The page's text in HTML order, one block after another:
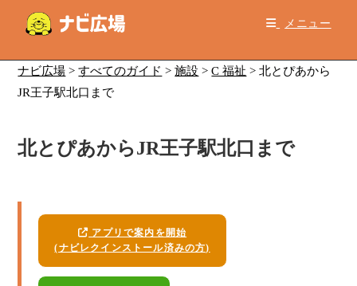
メニュー
ナビ広場 >すべてのガイド >施設 >C 福祉 >北とぴあから
JR王子駅北口まで
北とぴあからJR王子駅北口まで
アプリで案内を開始
(ナビレクインストール済みの方)